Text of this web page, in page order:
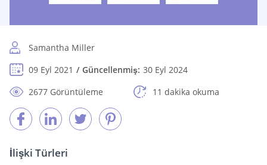
Samantha Miller
09 Eyl 2021
Güncellenmiş: 30 Eyl 2024
2677 Görüntüleme
11 dakika okuma
İlişki Türleri